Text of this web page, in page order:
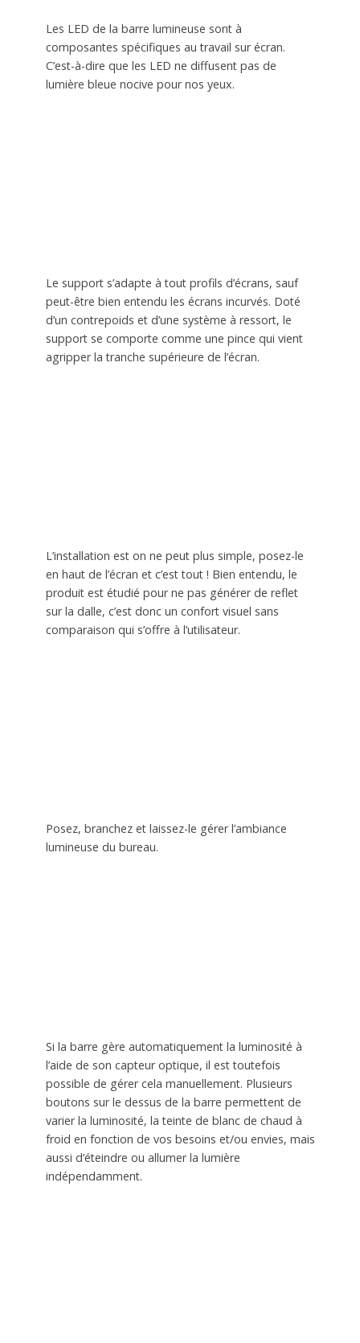
Les LED de la barre lumineuse sont à
composantes spécifiques au travail sur écran.
C’est-à-dire que les LED ne diffusent pas de
lumière bleue nocive pour nos yeux.
Le support s’adapte à tout profils d’écrans, sauf
peut-être bien entendu les écrans incurvés. Doté
d’un contrepoids et d’une système à ressort, le
support se comporte comme une pince qui vient
agripper la tranche supérieure de l’écran.
L’installation est on ne peut plus simple, posez-le
en haut de l’écran et c’est tout ! Bien entendu, le
produit est étudié pour ne pas générer de reflet
sur la dalle, c’est donc un confort visuel sans
comparaison qui s’offre à l’utilisateur.
Posez, branchez et laissez-le gérer l’ambiance
lumineuse du bureau.
Si la barre gère automatiquement la luminosité à
l’aide de son capteur optique, il est toutefois
possible de gérer cela manuellement. Plusieurs
boutons sur le dessus de la barre permettent de
varier la luminosité, la teinte de blanc de chaud à
froid en fonction de vos besoins et/ou envies, mais
aussi d’éteindre ou allumer la lumière
indépendamment.